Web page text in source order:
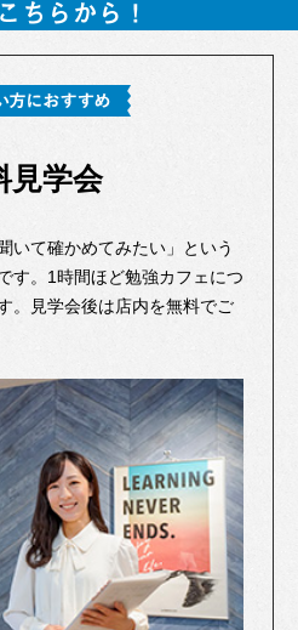
見学会
いて確かめてみたい」という
す。1時間ほど勉強カフェにつ
。見学会後は店内を無料でご